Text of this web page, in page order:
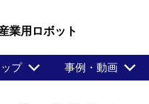
業用ロボット
プ 事例・動画